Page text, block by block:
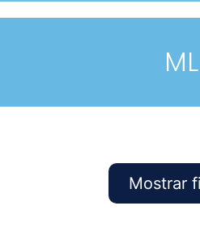
ML
Mostrar